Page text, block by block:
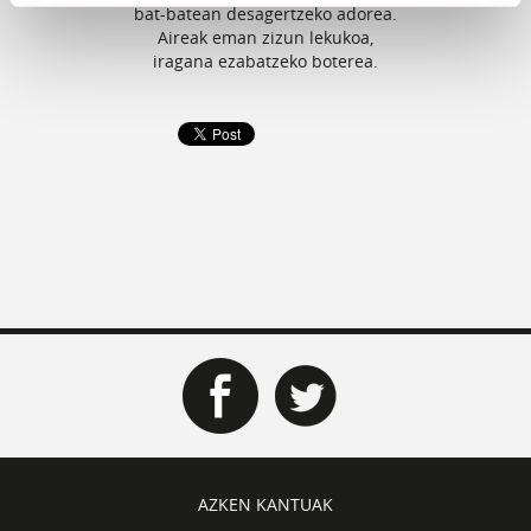
bat-batean desagertzeko adorea.
Aireak eman zizun lekukoa,
iragana ezabatzeko boterea.
AZKEN KANTUAK